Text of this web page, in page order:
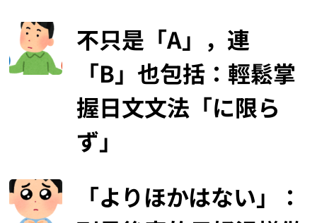
不只是「A」，連
「B」也包括：輕鬆掌
握日文文法「に限ら
ず」
「よりほかはない」：